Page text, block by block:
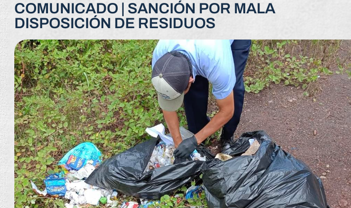
COMUNICADO | SANCIÓN POR MALA
DISPOSICIÓN DE RESIDUOS